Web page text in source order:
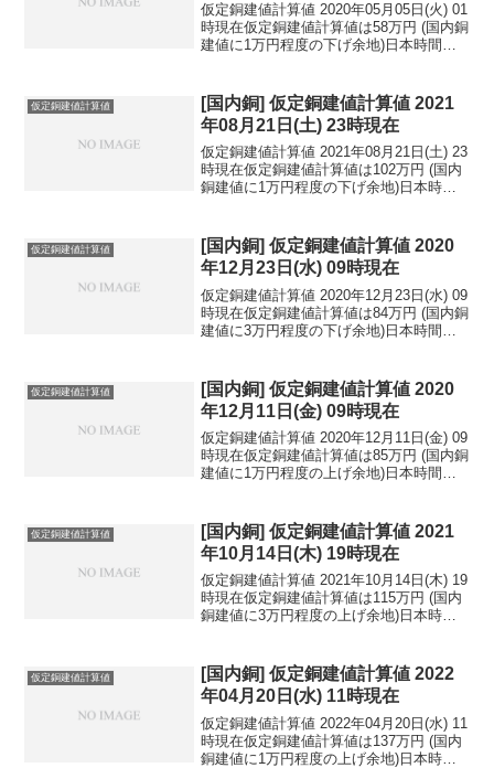
仮定銅建値計算値 2020年05月05日(火) 01
時現在仮定銅建値計算値は58万円 (国内銅
建値に1万円程度の下げ余地)日本時間
民元：1...
仮定銅建値計算値
[国内銅] 仮定銅建値計算値 2021
年08月21日(土) 23時現在
仮定銅建値計算値 2021年08月21日(土) 23
時現在仮定銅建値計算値は102万円 (国内
銅建値に1万円程度の下げ余地)日本時間
民元：...
仮定銅建値計算値
[国内銅] 仮定銅建値計算値 2020
年12月23日(水) 09時現在
仮定銅建値計算値 2020年12月23日(水) 09
時現在仮定銅建値計算値は84万円 (国内銅
建値に3万円程度の下げ余地)日本時間
民元：1...
仮定銅建値計算値
[国内銅] 仮定銅建値計算値 2020
年12月11日(金) 09時現在
仮定銅建値計算値 2020年12月11日(金) 09
時現在仮定銅建値計算値は85万円 (国内銅
建値に1万円程度の上げ余地)日本時間
民元：1...
仮定銅建値計算値
[国内銅] 仮定銅建値計算値 2021
年10月14日(木) 19時現在
仮定銅建値計算値 2021年10月14日(木) 19
時現在仮定銅建値計算値は115万円 (国内
銅建値に3万円程度の上げ余地)日本時間
民元：...
仮定銅建値計算値
[国内銅] 仮定銅建値計算値 2022
年04月20日(水) 11時現在
仮定銅建値計算値 2022年04月20日(水) 11
時現在仮定銅建値計算値は137万円 (国内
銅建値に1万円程度の上げ余地)日本時間